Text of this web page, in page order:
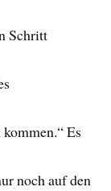
Schritt
Es
noch auf den